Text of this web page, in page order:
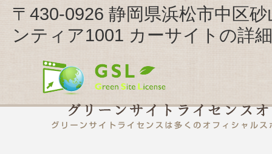
〒430-0926 静岡県浜松市中区
ンティア1001 カーサイトの詳細